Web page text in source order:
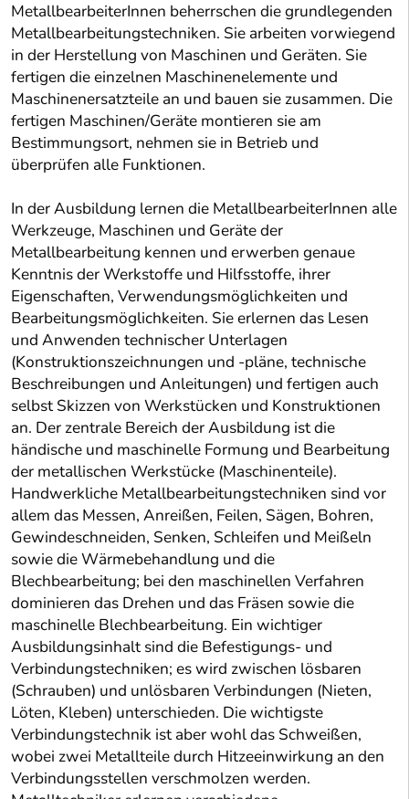
MetallbearbeiterInnen beherrschen die grundlegenden
Metallbearbeitungstechniken. Sie arbeiten vorwiegend
in der Herstellung von Maschinen und Geräten. Sie
fertigen die einzelnen Maschinenelemente und
Maschinenersatzteile an und bauen sie zusammen. Die
fertigen Maschinen/Geräte montieren sie am
Bestimmungsort, nehmen sie in Betrieb und
überprüfen alle Funktionen.
In der Ausbildung lernen die MetallbearbeiterInnen alle
Werkzeuge, Maschinen und Geräte der
Metallbearbeitung kennen und erwerben genaue
Kenntnis der Werkstoffe und Hilfsstoffe, ihrer
Eigenschaften, Verwendungsmöglichkeiten und
Bearbeitungsmöglichkeiten. Sie erlernen das Lesen
und Anwenden technischer Unterlagen
(Konstruktionszeichnungen und -pläne, technische
Beschreibungen und Anleitungen) und fertigen auch
selbst Skizzen von Werkstücken und Konstruktionen
an. Der zentrale Bereich der Ausbildung ist die
händische und maschinelle Formung und Bearbeitung
der metallischen Werkstücke (Maschinenteile).
Handwerkliche Metallbearbeitungstechniken sind vor
allem das Messen, Anreißen, Feilen, Sägen, Bohren,
Gewindeschneiden, Senken, Schleifen und Meißeln
sowie die Wärmebehandlung und die
Blechbearbeitung; bei den maschinellen Verfahren
dominieren das Drehen und das Fräsen sowie die
maschinelle Blechbearbeitung. Ein wichtiger
Ausbildungsinhalt sind die Befestigungs- und
Verbindungstechniken; es wird zwischen lösbaren
(Schrauben) und unlösbaren Verbindungen (Nieten,
Löten, Kleben) unterschieden. Die wichtigste
Verbindungstechnik ist aber wohl das Schweißen,
wobei zwei Metallteile durch Hitzeeinwirkung an den
Verbindungsstellen verschmolzen werden.